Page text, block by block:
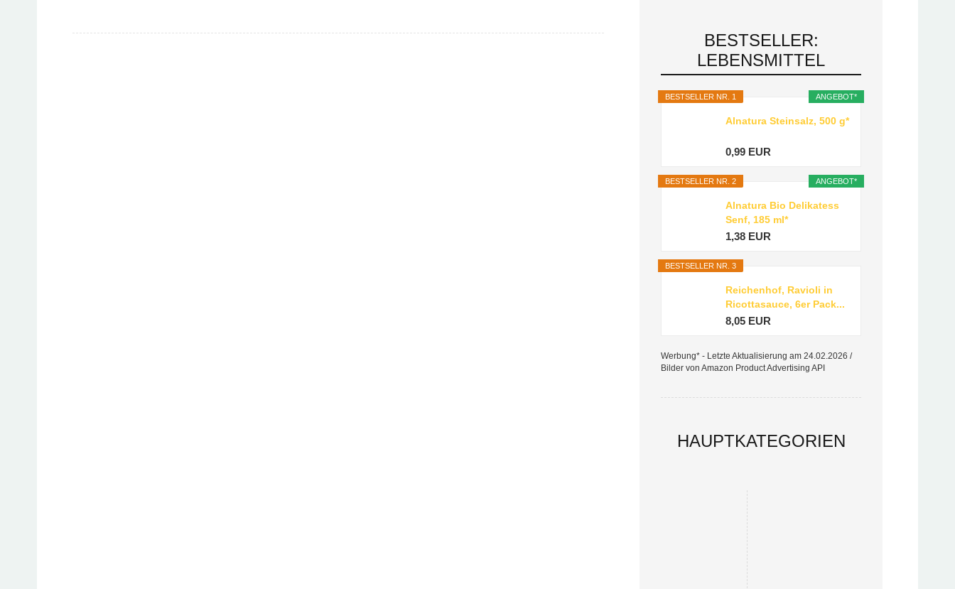
BESTSELLER:
LEBENSMITTEL
ANGEBOT*
BESTSELLER NR. 1
Alnatura Steinsalz, 500 g*
0,99 EUR
ANGEBOT*
BESTSELLER NR. 2
Alnatura Bio Delikatess
Senf, 185 ml*
1,38 EUR
BESTSELLER NR. 3
Reichenhof, Ravioli in
Ricottasauce, 6er Pack...
8,05 EUR
Werbung* - Letzte Aktualisierung am 24.02.2026 /
Bilder von Amazon Product Advertising API
HAUPTKATEGORIEN